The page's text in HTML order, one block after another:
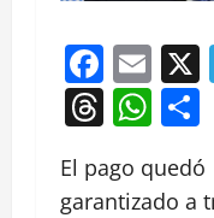
El pago quedó
garantizado a